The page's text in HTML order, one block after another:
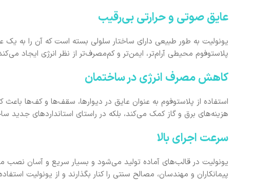
عایق صوتی و حرارتی بی‌رقیب
یونولیت به‌ طور طبیعی دارای ساختار سلولی بسته است که آن را به یک
پلاستوفوم محیطی آرام‌تر، ایمن‌تر و کم‌مصرف‌تر از نظر انرژی ایجاد
کاهش مصرف انرژی در ساختمان
هزینه‌های برق و گاز کمک می‌کند، بلکه در راستای استانداردهای جدید
سرعت اجرای بالا
یونولیت در قالب‌های آماده تولید می‌شود و بسیار سریع و آسان
پیمانکاران و مهندسان، مصالح سنتی را کنار بگذارند و از یونولیت